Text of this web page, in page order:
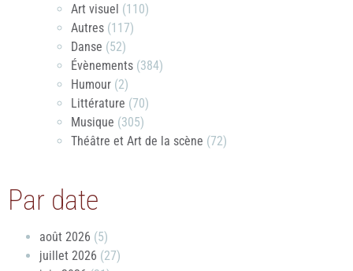
Art visuel (110)
Autres (117)
Danse (52)
Évènements (384)
Humour (2)
Littérature (70)
Musique (305)
Théâtre et Art de la scène (72)
Par date
août 2026 (5)
juillet 2026 (27)